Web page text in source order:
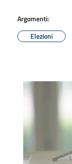
Argomenti:
Elezioni